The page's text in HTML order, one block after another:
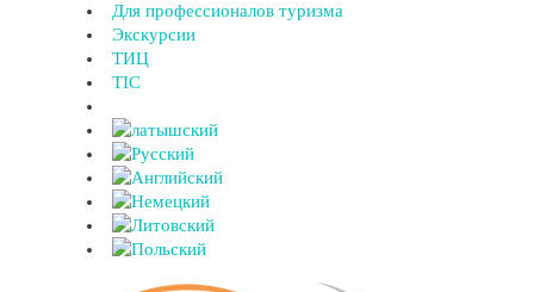
Для профессионалов туризма
Экскурсии
ТИЦ
TIC